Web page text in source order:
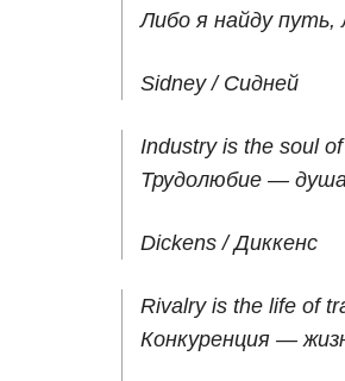
Либо я найду путь,
Sidney / Сидней
Industry is the soul
Трудолюбие — душа
Dickens / Диккенс
Rivalry is the life of
Конкуренция —